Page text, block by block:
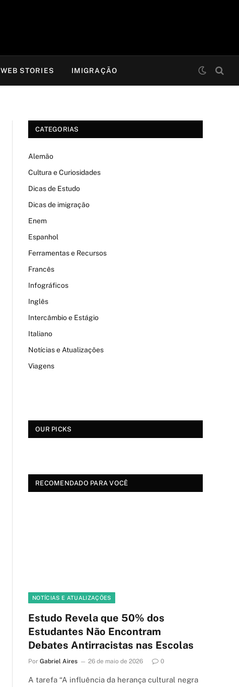
WEB STORIES IMIGRAÇÃO
CATEGORIAS
Alemão
Cultura e Curiosidades
Dicas de Estudo
Dicas de imigração
Enem
Espanhol
Ferramentas e Recursos
Francês
Infográficos
Inglês
Intercâmbio e Estágio
Italiano
Notícias e Atualizações
Viagens
OUR PICKS
RECOMENDADO PARA VOCÊ
NOTÍCIAS E ATUALIZAÇÕES
Estudo Revela que 50% dos
Estudantes Não Encontram
Debates Antirracistas nas Escolas
Por Gabriel Aires 26 de maio de 2026 0
A tarefa “A influência da herança cultural negra